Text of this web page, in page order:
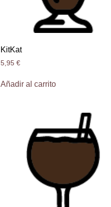
KitKat
5,95€
Añadir al carrito